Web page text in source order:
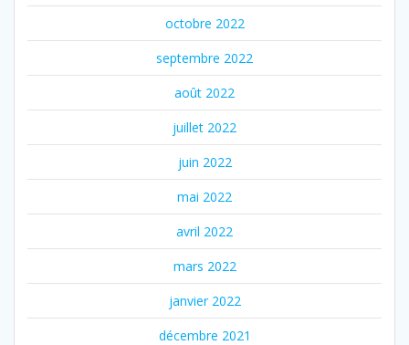
octobre 2022
septembre 2022
août 2022
juillet 2022
juin 2022
mai 2022
avril 2022
mars 2022
janvier 2022
décembre 2021